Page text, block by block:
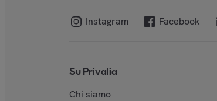
Instagram Facebook
Su Privalia
Chi siamo